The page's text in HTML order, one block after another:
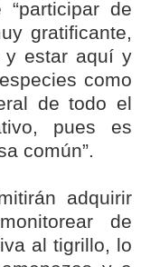
de
gratificante,
y estar aquí y
como
de todo el
pues es
común”.
adquirir
de
al tigrillo, lo